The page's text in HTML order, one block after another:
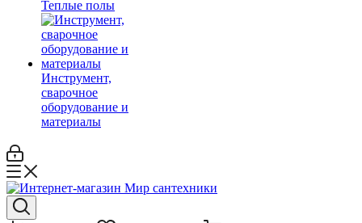
Теплые полы
Инструмент,
сварочное
оборудование и
материалы